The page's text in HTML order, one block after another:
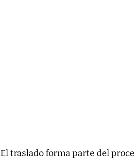
El traslado forma parte del